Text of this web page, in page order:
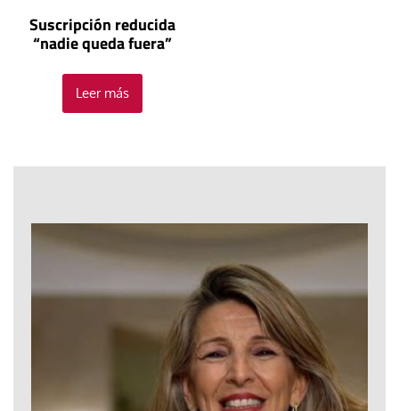
Suscripción reducida
“nadie queda fuera”
Leer más